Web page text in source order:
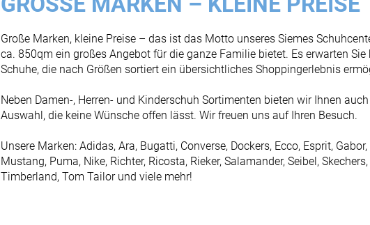
Große Marken, kleine Preise – das ist das Motto unseres Siemes
ca. 850qm ein großes Angebot für die ganze Familie bietet. Es erwarten
Schuhe, die nach Größen sortiert ein übersichtliches Shoppingerlebnis
Neben Damen-, Herren- und Kinderschuh Sortimenten bieten wir Ihnen
Auswahl, die keine Wünsche offen lässt. Wir freuen uns auf Ihren Besuch.
Unsere Marken: Adidas, Ara, Bugatti, Converse, Dockers, Ecco, Esprit,
Mustang, Puma, Nike, Richter, Ricosta, Rieker, Salamander, Seibel,
Timberland, Tom Tailor und viele mehr!